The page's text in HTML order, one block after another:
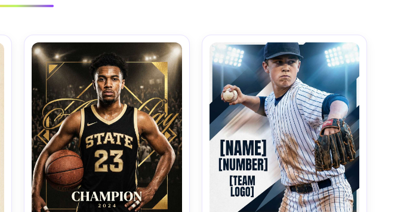
Crea imágenes IA
ilimitadas. 100 %
gratis!
Empieza Gratis→